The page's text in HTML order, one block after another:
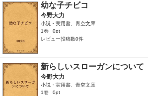
幼な子チビコ
今野大力
小説・実用書、青空文庫
1巻
0pt
レビュー投稿数0件
新らしいスローガンについて
今野大力
小説・実用書、青空文庫
1巻
0pt